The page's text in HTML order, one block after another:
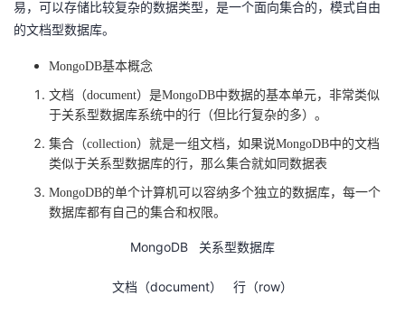
博
的
坛
我
圈
子
的
直
播
我
的
活
我
的
我
易，可以存储比较复杂的数据类型，是一个面向集合的，模式自由
的文档型数据库。
MongoDB基本概念
文档（document）是MongoDB中数据的基本单元，非常类似
于关系型数据库系统中的行（但比行复杂的多）。
集合（collection）就是一组文档，如果说MongoDB中的文档
类似于关系型数据库的行，那么集合就如同数据表
MongoDB的单个计算机可以容纳多个独立的数据库，每一个
数据库都有自己的集合和权限。
MongoDB 关系型数据库
文档（document） 行（row）